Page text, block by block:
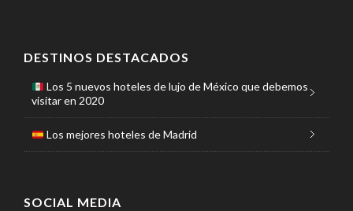
DESTINOS DESTACADOS
Los 5 nuevos hoteles de lujo de México que debemos
visitar en 2020
Los mejores hoteles de Madrid
SOCIAL MEDIA